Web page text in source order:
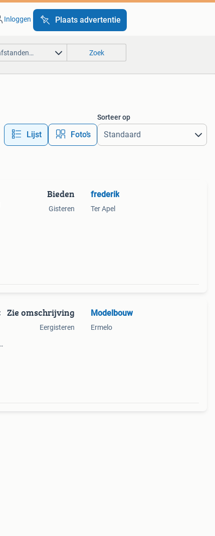
Inloggen Plaats advertentie
Zoek
Lijst Foto’s
Sorteer op
Bieden
Gisteren
frederik
Ter Apel
Zie omschrijving
Eergisteren
Modelbouw
Ermelo